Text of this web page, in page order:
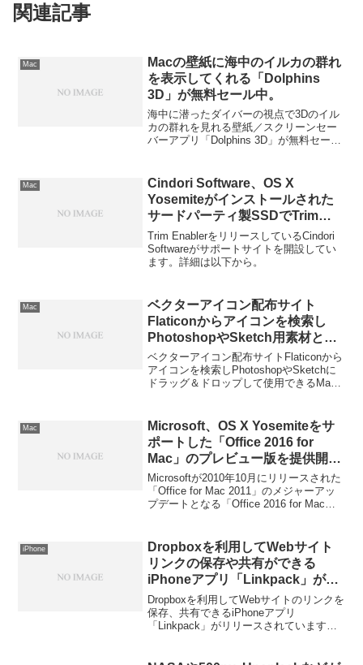
関連記事
Mac
Macの壁紙に海中のイルカの群れ
を表示してくれる「Dolphins
3D」が無料セール中。
海中に潜ったダイバーの視点で3Dのイル
カの群れを見れる壁紙／スクリーンセー
バーアプリ「Dolphins 3D」が無料セール
Mac
Cindori Software、OS X
Yosemiteがインストールされた
サードパーティ製SSDでTrim
Enablerを使う際の注意点を掲
載。最悪起動しなくなる場合も。
Trim EnablerをリリースしているCindori
Softwareがサポートサイトを開設してい
ます。詳細は以下から。
Mac
ベクターアイコン配布サイト
Flaticonからアイコンを検索し
PhotoshopやSketch用素材とし
て使用できるMac用アプリ
「Flaticon」がリリース。
ベクターアイコン配布サイトFlaticonから
アイコンを検索しPhotoshopやSketchに
ドラッグ＆ドロップして使用できるMac
ら。
Mac
Microsoft、OS X Yosemiteをサ
ポートした「Office 2016 for
Mac」のプレビュー版を提供開
始。
Microsoftが2010年10月にリリースされた
「Office for Mac 2011」のメジャーアッ
プデートとなる「Office 2016 for Mac」
iPhone
Dropboxを利用してWebサイト
リンクの保存や共有ができる
iPhoneアプリ「Linkpack」がリ
リース。
Dropboxを利用してWebサイトのリンクを
保存、共有できるiPhoneアプリ
「Linkpack」がリリースされています。